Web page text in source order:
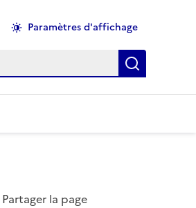
Paramètres d'affichage
Recherche
Partager la page